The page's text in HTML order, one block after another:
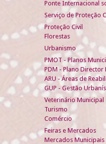
Ponte Internacional
Serviço de Proteção
Proteção Civil
Florestas
Urbanismo
PMOT - Planos
PDM - Plano Director
ARU - Áreas de
GUP - Gestão
Veterinário Municipal
Turismo
Comércio
Feiras e Mercados
Mercados Municipais